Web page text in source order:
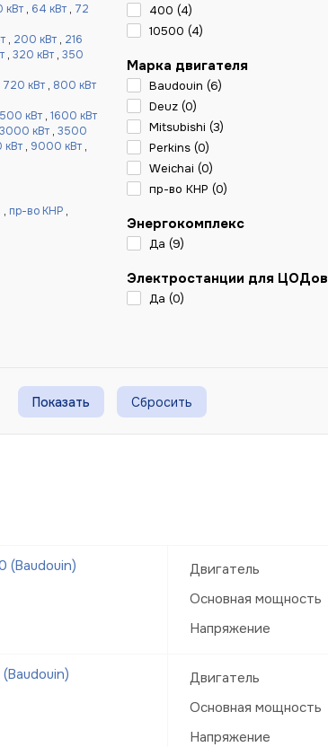
кВт , 64 кВт , 72
, 200 кВт , 216
, 320 кВт , 350
720 кВт , 800 кВт
кВт , 1600 кВт
3000 кВт , 3500
, 9000 кВт ,
, пр-во КНР ,
400 (4)
10500 (4)
Марка двигателя
Baudouin (6)
Deuz (0)
Mitsubishi (3)
Perkins (0)
Weichai (0)
пр-во КНР (0)
Энергокомплекс
Да (9)
Электростанции для ЦОДов
Да (0)
Сбросить
(Baudouin)
Двигатель
Основная мощность
Напряжение
Двигатель
Основная мощность
Напряжение